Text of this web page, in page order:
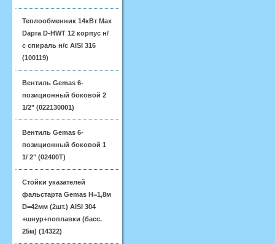
Теплообменник 14кВт Max
Dapra D-HWT 12 корпус н/
с спираль н/с AISI 316
(100119)
Вентиль Gemas 6-
позиционный боковой 2
1/2" (022130001)
Вентиль Gemas 6-
позиционный боковой 1
1/ 2" (02400T)
Стойки указателей
фальстарта Gemas H=1,8м
D=42мм (2шт.) AISI 304
+шнур+поплавки (басс.
25м) (14322)